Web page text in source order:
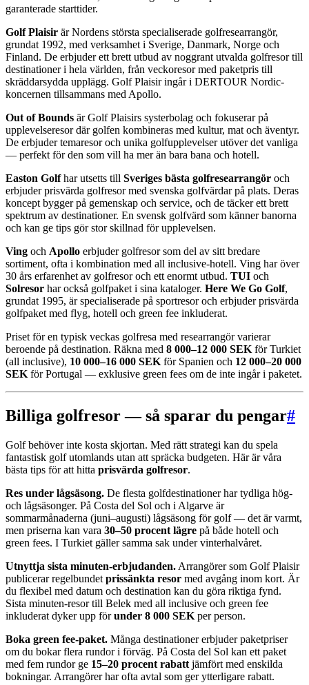
garanterade starttider.
Golf Plaisir är Nordens största specialiserade golfresearrangör,
grundat 1992, med verksamhet i Sverige, Danmark, Norge och
Finland. De erbjuder ett brett utbud av noggrant utvalda golfresor till
destinationer i hela världen, från veckoresor med paketpris till
skräddarsydda upplägg. Golf Plaisir ingår i DERTOUR Nordic-
koncernen tillsammans med Apollo.
Out of Bounds är Golf Plaisirs systerbolag och fokuserar på
upplevelseresor där golfen kombineras med kultur, mat och äventyr.
De erbjuder temaresor och unika golfupplevelser utöver det vanliga
— perfekt för den som vill ha mer än bara bana och hotell.
Easton Golfhar utsetts till Sveriges bästa golfresearrangör och
erbjuder prisvärda golfresor med svenska golfvärdar på plats. Deras
koncept bygger på gemenskap och service, och de täcker ett brett
spektrum av destinationer. En svensk golfvärd som känner banorna
och kan ge tips gör stor skillnad för upplevelsen.
Ving och Apollo erbjuder golfresor som del av sitt bredare
sortiment, ofta i kombination med all inclusive-hotell. Ving har över
30 års erfarenhet av golfresor och ett enormt utbud. TUI och
Solresor har också golfpaket i sina kataloger. Here We Go Golf,
grundat 1995, är specialiserade på sportresor och erbjuder prisvärda
golfpaket med flyg, hotell och green fee inkluderat.
Priset för en typisk veckas golfresa med researrangör varierar
beroende på destination. Räkna med 8 000–12 000 SEK för Turkiet
(all inclusive), 10 000–16 000 SEK för Spanien och 12 000–20 000
SEK för Portugal — exklusive green fees om de inte ingår i paketet.
Billiga golfresor — så sparar du pengar#
Golf behöver inte kosta skjortan. Med rätt strategi kan du spela
fantastisk golf utomlands utan att spräcka budgeten. Här är våra
bästa tips för att hitta prisvärda golfresor.
Res under lågsäsong. De flesta golfdestinationer har tydliga hög-
och lågsäsonger. På Costa del Sol och i Algarve är
sommarmånaderna (juni–augusti) lågsäsong för golf — det är varmt,
men priserna kan vara 30–50 procent lägre på både hotell och
green fees. I Turkiet gäller samma sak under vinterhalvåret.
Utnyttja sista minuten-erbjudanden. Arrangörer som Golf Plaisir
publicerar regelbundet prissänkta resor med avgång inom kort. Är
du flexibel med datum och destination kan du göra riktiga fynd.
Sista minuten-resor till Belek med all inclusive och green fee
inkluderat dyker upp förunder 8 000 SEK per person.
Boka green fee-paket. Många destinationer erbjuder paketpriser
om du bokar flera rundor i förväg. På Costa del Sol kan ett paket
med fem rundor ge 15–20 procent rabatt jämfört med enskilda
bokningar. Arrangörer har ofta avtal som ger ytterligare rabatt.